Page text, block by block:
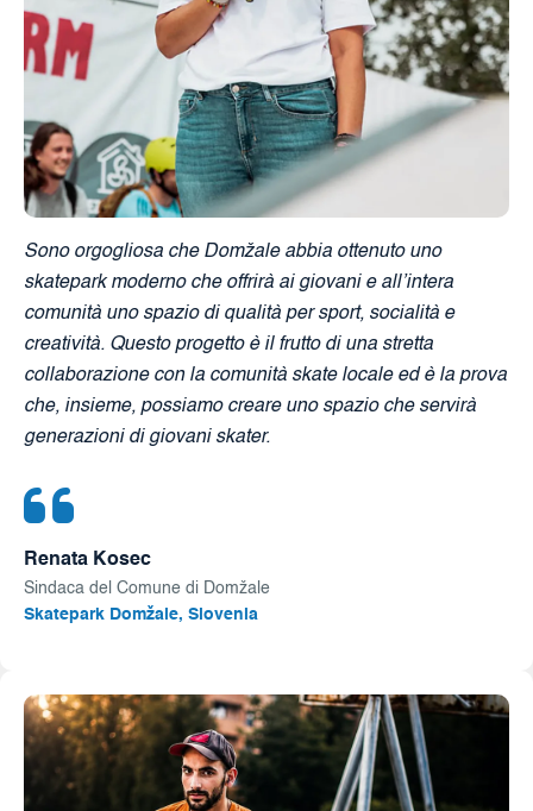
Renata Kosec
Sindaca del Comune di Domžale
Skatepark Domžale, Slovenia
Sono orgogliosa che Domžale abbia ottenuto uno
skatepark moderno che offrirà ai giovani e all’intera
comunità uno spazio di qualità per sport, socialità e
creatività. Questo progetto è il frutto di una stretta
collaborazione con la comunità skate locale ed è la prova
che, insieme, possiamo creare uno spazio che servirà
generazioni di giovani skater.